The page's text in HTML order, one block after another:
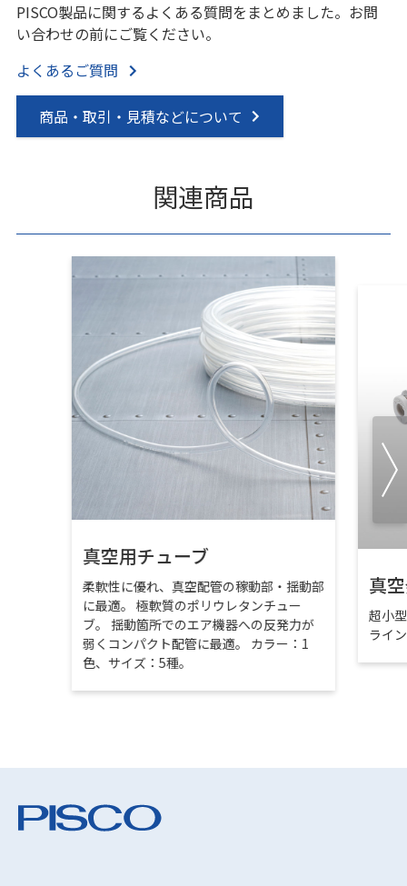
PISCO製品に関するよくある質問をまとめました。お問
い合わせの前にご覧ください。
よくあるご質問
商品・取引・見積などについて
関連商品
真空用チューブ
柔軟性に優れ、真空配管の稼動部・揺動部
に最適。 極軟質のポリウレタンチュー
ブ。 揺動箇所でのエア機器への反発力が
弱くコンパクト配管に最適。 カラー：1
色、サイズ：5種。
真
超小
ライ